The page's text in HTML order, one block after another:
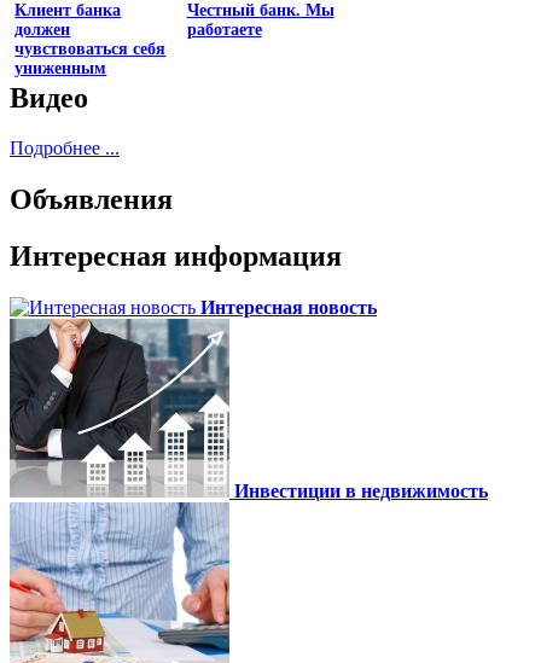
Клиент банка
должен
чувствоваться себя
униженным
Честный банк. Мы
работаете
Видео
Подробнее ...
Объявления
Интересная информация
Интересная новость
Инвестиции в недвижимость